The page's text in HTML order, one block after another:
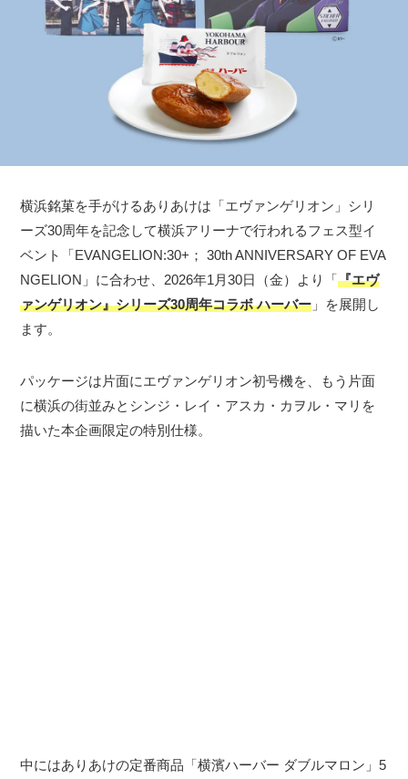
横浜銘菓を手がけるありあけは「エヴァンゲリオン」シリ
ーズ30周年を記念して横浜アリーナで行われるフェス型イ
ベント「EVANGELION:30+； 30th ANNIVERSARY OF EVA
NGELION」に合わせ、2026年1月30日（金）より「『エヴ
ァンゲリオン』シリーズ30周年コラボ ハーバー 」を展開し
ます。
パッケージは片面にエヴァンゲリオン初号機を、もう片面
に横浜の街並みとシンジ・レイ・アスカ・カヲル・マリを
描いた本企画限定の特別仕様。
中にはありあけの定番商品「横濱ハーバー ダブルマロン」5